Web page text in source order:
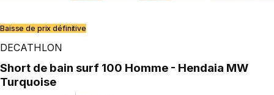
Baisse de prix définitive
DECATHLON
Short de bain surf 100 Homme - Hendaia MW
Turquoise